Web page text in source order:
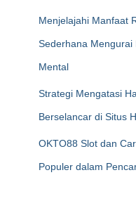
Menjelajahi Manfaat
Sederhana Mengurai
Mental
Strategi Mengatasi
Berselancar di Situs
OKTO88 Slot dan
Populer dalam